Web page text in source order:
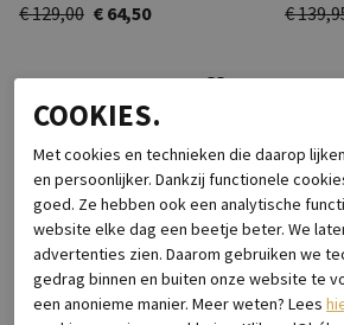
€ 129,00 € 64,50
€
COOKIES.
Met cookies en technieken die daarop
en persoonlijker. Dankzij functionele
goed. Ze hebben ook een analytische
website elke dag een beetje beter. We
advertenties zien. Daarom gebruiken we
gedrag binnen en buiten onze website te
een anonieme manier. Meer weten? Lees